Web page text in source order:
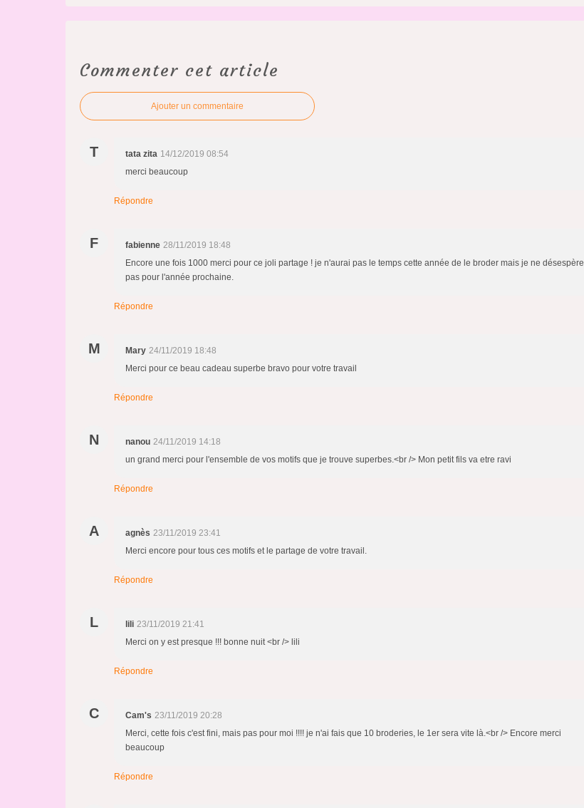
Commenter cet article
Ajouter un commentaire
T tata zita 14/12/2019 08:54
merci beaucoup
Répondre
F fabienne 28/11/2019 18:48
Encore une fois 1000 merci pour ce joli partage ! je n'aurai pas le temps cette année de le broder mais je ne désespère
pas pour l'année prochaine.
Répondre
M Mary 24/11/2019 18:48
Merci pour ce beau cadeau superbe bravo pour votre travail
Répondre
N nanou 24/11/2019 14:18
un grand merci pour l'ensemble de vos motifs que je trouve superbes.<br /> Mon petit fils va etre ravi
Répondre
A agnès 23/11/2019 23:41
Merci encore pour tous ces motifs et le partage de votre travail.
Répondre
L lili 23/11/2019 21:41
Merci on y est presque !!! bonne nuit <br /> lili
Répondre
C Cam's 23/11/2019 20:28
Merci, cette fois c'est fini, mais pas pour moi !!!! je n'ai fais que 10 broderies, le 1er sera vite là.<br /> Encore merci
beaucoup
Répondre